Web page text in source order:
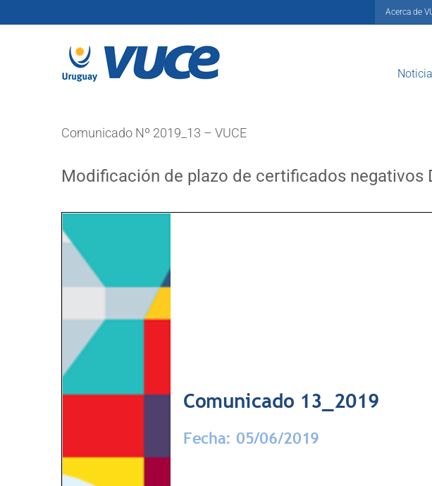
Acerca de
Comunicado Nº 2019_13 – VUCE
Modificación de plazo de certificados negativos